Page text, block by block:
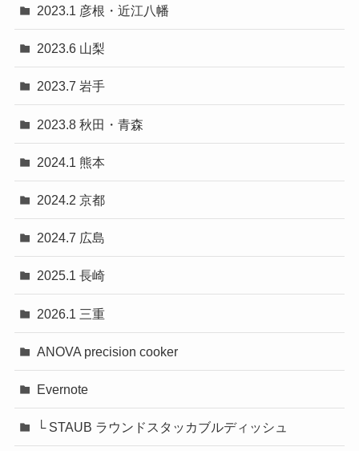
2023.1 彦根・近江八幡
2023.6 山梨
2023.7 岩手
2023.8 秋田・青森
2024.1 熊本
2024.2 京都
2024.7 広島
2025.1 長崎
2026.1 三重
ANOVA precision cooker
Evernote
└ STAUB ラウンドスタッカブルディッシュ